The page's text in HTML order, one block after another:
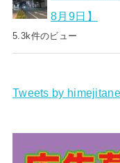
8月9日】
5.3k件のビュー
Tweets by himejitane